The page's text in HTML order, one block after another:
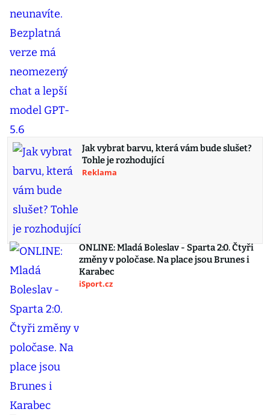
Jak vybrat barvu, která vám bude slušet?
Tohle je rozhodující
Reklama
ONLINE: Mladá Boleslav - Sparta 2:0. Čtyři
změny v poločase. Na place jsou Brunes i
Karabec
iSport.cz